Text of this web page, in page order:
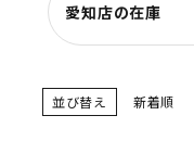
愛知店の在庫
並び替え 新着順